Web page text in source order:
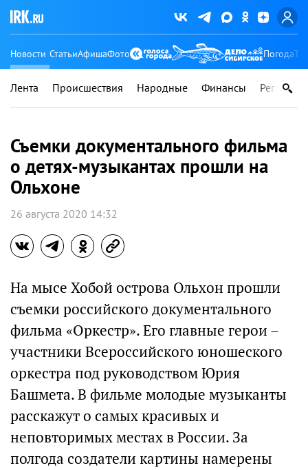
Новости СтатьиАфишаФото Погода
Лента Происшествия Народные Финансы Регионы
Съемки документального фильма
о детях-музыкантах прошли на
Ольхоне
26 августа 2020 14:32
На мысе Хобой острова Ольхон прошли
съемки российского документального
фильма «Оркестр». Его главные герои –
участники Всероссийского юношеского
оркестра под руководством Юрия
Башмета. В фильме молодые музыканты
расскажут о самых красивых и
неповторимых местах в России. За
полгода создатели картины намерены